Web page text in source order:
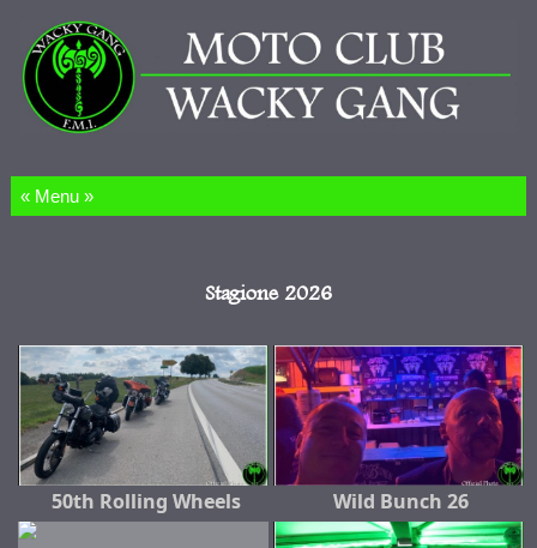
Salta al contenuto
Stagione 2026
50th Rolling Wheels Wild Bunch 26